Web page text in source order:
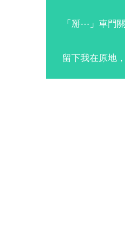
「掰⋯」車門關
留下我在原地